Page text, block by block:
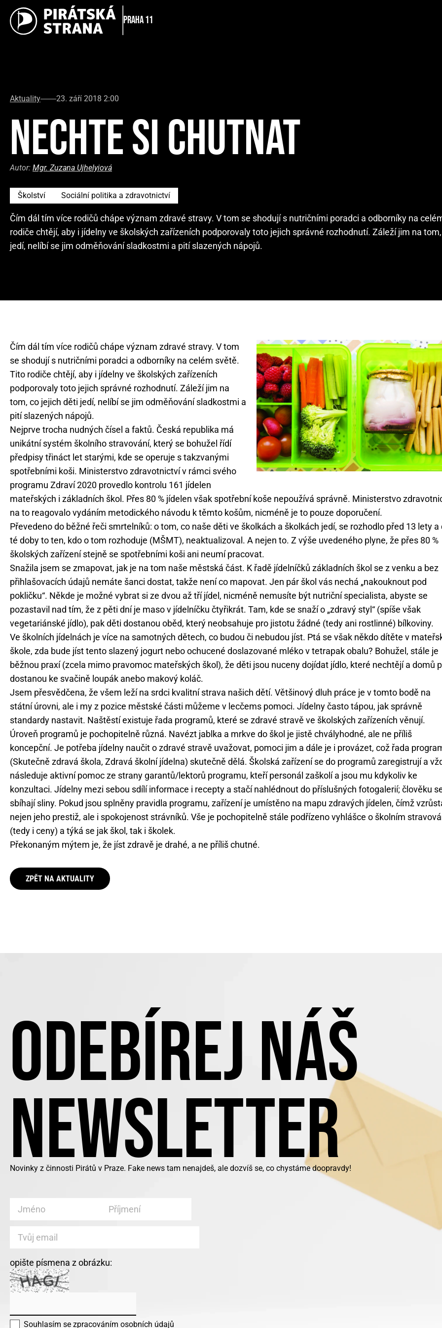
Praha 11
Aktuality 23. září 2018 2:00
NECHTE SI CHUTNAT
Autor: Mgr. Zuzana Ujhelyiová
Školství Sociální politika a zdravotnictví
Čím dál tím více rodičů chápe význam zdravé stravy. V tom se shodují s nutričními poradci a odborníky na
rodiče chtějí, aby i jídelny ve školských zařízeních podporovaly toto jejich správné rozhodnutí. Záleží jim na
jedí, nelíbí se jim odměňování sladkostmi a pití slazených nápojů.
Čím dál tím více rodičů chápe význam zdravé stravy. V tom
se shodují s nutričními poradci a odborníky na celém světě.
Tito rodiče chtějí, aby i jídelny ve školských zařízeních
podporovaly toto jejich správné rozhodnutí. Záleží jim na
tom, co jejich děti jedí, nelíbí se jim odměňování sladkostmi a
pití slazených nápojů.
Nejprve trocha nudných čísel a faktů. Česká republika má
unikátní systém školního stravování, který se bohužel řídí
předpisy třináct let starými, kde se operuje s takzvanými
spotřebními koši. Ministerstvo zdravotnictví v rámci svého
programu Zdraví 2020 provedlo kontrolu 161 jídelen
mateřských i základních škol. Přes 80 % jídelen však spotřební koše nepoužívá správně. Ministerstvo
na to reagovalo vydáním metodického návodu k těmto košům, nicméně je to pouze doporučení.
Převedeno do běžné řeči smrtelníků: o tom, co naše děti ve školkách a školkách jedí, se rozhodlo před 13 lety a
té doby to ten, kdo o tom rozhoduje (MŠMT), neaktualizoval. A nejen to. Z výše uvedeného plyne, že přes 80 %
školských zařízení stejně se spotřebními koši ani neumí pracovat.
Snažila jsem se zmapovat, jak je na tom naše městská část. K řadě jídelníčků základních škol se z venku a bez
přihlašovacích údajů nemáte šanci dostat, takže není co mapovat. Jen pár škol vás nechá „nakouknout pod
pokličku“. Někde je možné vybrat si ze dvou až tří jídel, nicméně nemusíte být nutriční specialista, abyste se
pozastavil nad tím, že z pěti dní je maso v jídelníčku čtyřikrát. Tam, kde se snaží o „zdravý styl“ (spíše však
vegetariánské jídlo), pak děti dostanou oběd, který neobsahuje pro jistotu žádné (tedy ani rostlinné) bílkoviny.
Ve školních jídelnách je více na samotných dětech, co budou či nebudou jíst. Ptá se však někdo dítěte v
škole, zda bude jíst tento slazený jogurt nebo ochucené doslazované mléko v tetrapak obalu? Bohužel, stále je
běžnou praxí (zcela mimo pravomoc mateřských škol), že děti jsou nuceny dojídat jídlo, které nechtějí a domů
dostanou ke svačině loupák anebo makový koláč.
Jsem přesvědčena, že všem leží na srdci kvalitní strava našich dětí. Většinový dluh práce je v tomto bodě na
státní úrovni, ale i my z pozice městské části můžeme v lecčems pomoci. Jídelny často tápou, jak správně
standardy nastavit. Naštěstí existuje řada programů, které se zdravé stravě ve školských zařízeních věnují.
Úroveň programů je pochopitelně různá. Navézt jablka a mrkve do škol je jistě chvályhodné, ale ne příliš
koncepční. Je potřeba jídelny naučit o zdravé stravě uvažovat, pomoci jim a dále je i provázet, což řada
(Skutečně zdravá škola, Zdravá školní jídelna) skutečně dělá. Školská zařízení se do programů zaregistrují a
následuje aktivní pomoc ze strany garantů/lektorů programu, kteří personál zaškolí a jsou mu kdykoliv ke
konzultaci. Jídelny mezi sebou sdílí informace i recepty a stačí nahlédnout do příslušných fotogalerií; člověku
sbíhají sliny. Pokud jsou splněny pravidla programu, zařízení je umístěno na mapu zdravých jídelen, čímž
nejen jeho prestiž, ale i spokojenost strávníků. Vše je pochopitelně stále podřízeno vyhlášce o školním
(tedy i ceny) a týká se jak škol, tak i školek.
Překonaným mýtem je, že jíst zdravě je drahé, a ne příliš chutné.
ZPĚT NA AKTUALITY
ODEBÍREJ NÁŠ
NEWSLETTER
Novinky z činnosti Pirátů v Praze. Fake news tam nenajdeš, ale dozvíš se, co chystáme doopravdy!
opište písmena z obrázku:
Souhlasím se zpracováním osobních údajů